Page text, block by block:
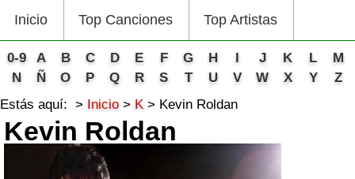
Inicio Top Canciones Top Artistas
0-9 A B C D E F G H I J K L
M
N
Ñ O P Q R S T U V W X Y
Z
Estás aquí:
Inicio K Kevin Roldan
Kevin Roldan